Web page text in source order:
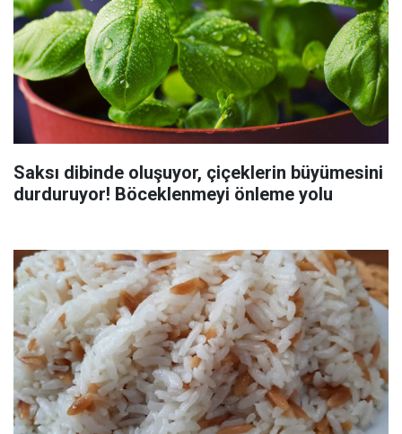
Saksı dibinde oluşuyor, çiçeklerin büyümesini
durduruyor! Böceklenmeyi önleme yolu